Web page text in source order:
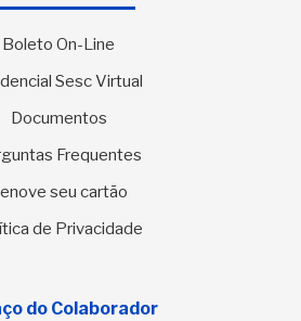
Boleto On-Line
Sesc Virtual
Documentos
Frequentes
seu cartão
de Privacidade
do Colaborador